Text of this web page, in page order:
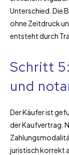
Unterschied. Die
ohne Zeitdruck
entsteht durch
Schritt
und
Der Käufer ist
der Kaufvertrag.
juristisch korrekt